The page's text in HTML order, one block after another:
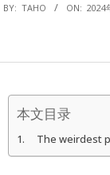
BY: TAHO ON: 2024
本文目录
The weirdest